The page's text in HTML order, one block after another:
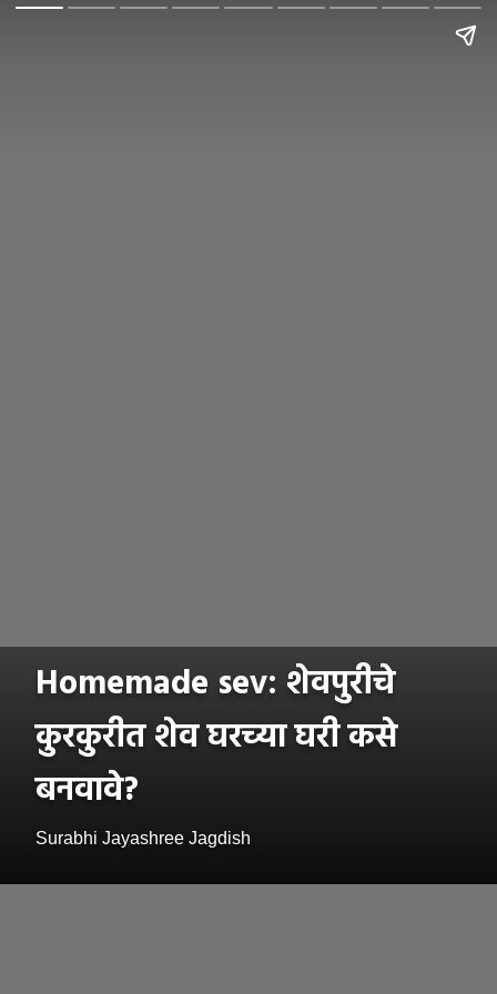
Homemade sev: शेवपुरीचे
कुरकुरीत शेव घरच्या घरी कसे
बनवावे?
Surabhi Jayashree Jagdish